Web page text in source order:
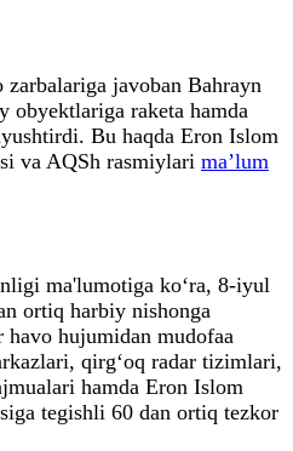
javoban Bahrayn
obyektlariga raketa hamda
Bu haqda Eron Islom
va AQSh rasmiylari ma’lum
ma'lumotiga ko‘ra, 8-iyul
ortiq harbiy nishonga
hujumidan mudofaa
qirg‘oq radar tizimlari,
hamda Eron Islom
tegishli 60 dan ortiq tezkor